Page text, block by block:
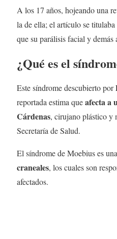
A los 17 años, hojeando una
la de ella; el artículo se titulaba
que su parálisis facial y demás
¿Qué es el
Este síndrome descubierto por
reportada estima queafecta a
Cárdenas, cirujano plástico y
Secretaría de Salud.
El síndrome de Moebius es
craneales, los cuales son
afectados.